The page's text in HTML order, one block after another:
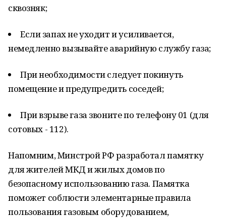
сквозняк;
Если запах не уходит и усиливается,
немедленно вызывайте аварийную службу газа;
При необходимости следует покинуть
помещение и предупредить соседей;
При взрыве газа звоните по телефону 01 (для
сотовых - 112).
Напомним, Mинстрой РФ разработал памятку
для жителей МКД и жилых домов по
безопасному использованию газа. Памятка
поможет соблюсти элементарные правила
пользования газовым оборудованием,